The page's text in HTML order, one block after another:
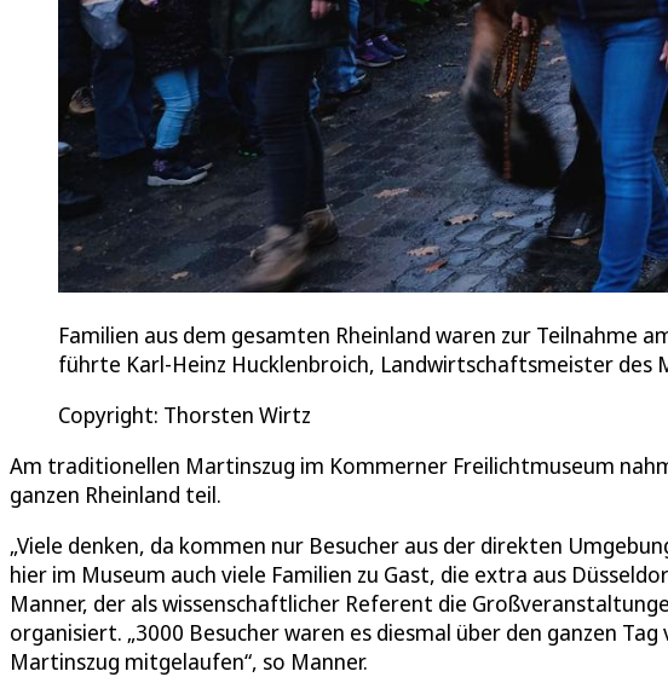
Familien aus dem gesamten Rheinland waren zur Teilnahme
führte Karl-Heinz Hucklenbroich, Landwirtschaftsmeister des
Copyright: Thorsten Wirtz
Am traditionellen Martinszug im Kommerner Freilichtmuseum
ganzen Rheinland teil.
„Viele denken, da kommen nur Besucher aus der direkten
hier im Museum auch viele Familien zu Gast, die extra aus
Manner, der als wissenschaftlicher Referent die
organisiert. „3000 Besucher waren es diesmal über den ganzen
Martinszug mitgelaufen“, so Manner.